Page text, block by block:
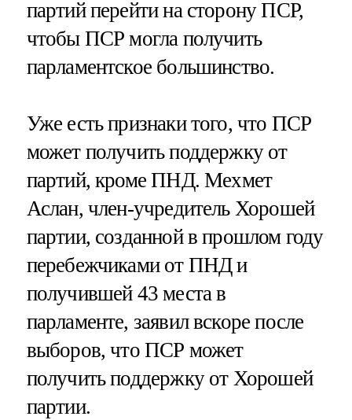
партий перейти на сторону ПСР,
чтобы ПСР могла получить
парламентское большинство.
Уже есть признаки того, что ПСР
может получить поддержку от
партий, кроме ПНД. Мехмет
Аслан, член-учредитель Хорошей
партии, созданной в прошлом году
перебежчиками от ПНД и
получившей 43 места в
парламенте, заявил вскоре после
выборов, что ПСР может
получить поддержку от Хорошей
партии.